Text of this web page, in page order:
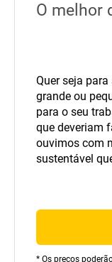
O melhor
Quer seja
grande ou
para o seu
que deveriam
ouvimos com
sustentável
* Os preços